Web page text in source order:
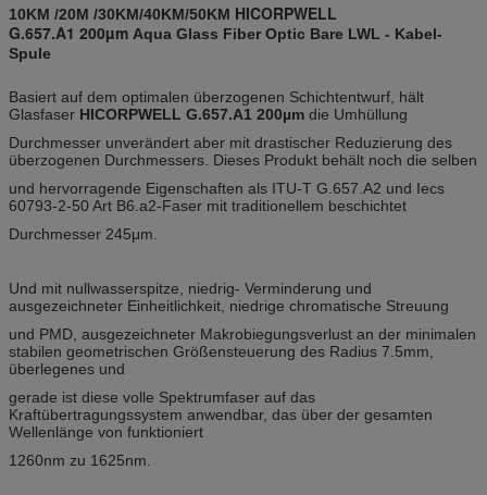
10KM /20M /30KM/40KM/50KM HICORPWELL
G.657.A1 200µm Aqua Glass Fiber Optic Bare LWL - Kabel-
Spule
Basiert auf dem optimalen überzogenen Schichtentwurf, hält
Glasfaser HICORPWELL G.657.A1 200µm die Umhüllung
Durchmesser unverändert aber mit drastischer Reduzierung des
überzogenen Durchmessers. Dieses Produkt behält noch die selben
und hervorragende Eigenschaften als ITU-T G.657.A2 und Iecs
60793-2-50 Art B6.a2-Faser mit traditionellem beschichtet
Durchmesser 245μm.
Und mit nullwasserspitze, niedrig- Verminderung und
ausgezeichneter Einheitlichkeit, niedrige chromatische Streuung
und PMD, ausgezeichneter Makrobiegungsverlust an der minimalen
stabilen geometrischen Größensteuerung des Radius 7.5mm,
überlegenes und
gerade ist diese volle Spektrumfaser auf das
Kraftübertragungssystem anwendbar, das über der gesamten
Wellenlänge von funktioniert
1260nm zu 1625nm.